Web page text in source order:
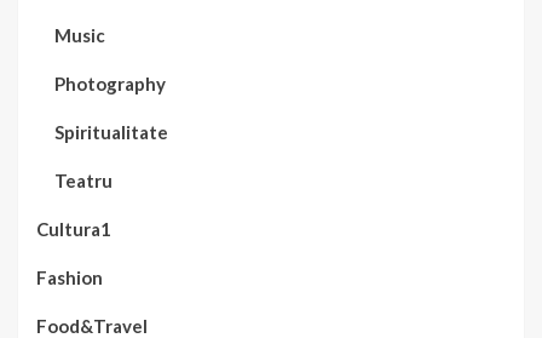
Music
Photography
Spiritualitate
Teatru
Cultura1
Fashion
Food&Travel